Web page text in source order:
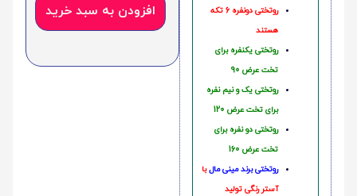
روتختی دونفره 6 تکه
هستند
روتختی یکنفره برای
تخت عرض 90
روتختی یک و نیم نفره
برای تخت عرض 120
روتختی دو نفره برای
تخت عرض 160
روتختی‌ برند مینی مالبا
آستر رنگی تولید
افزودن به سبد خرید